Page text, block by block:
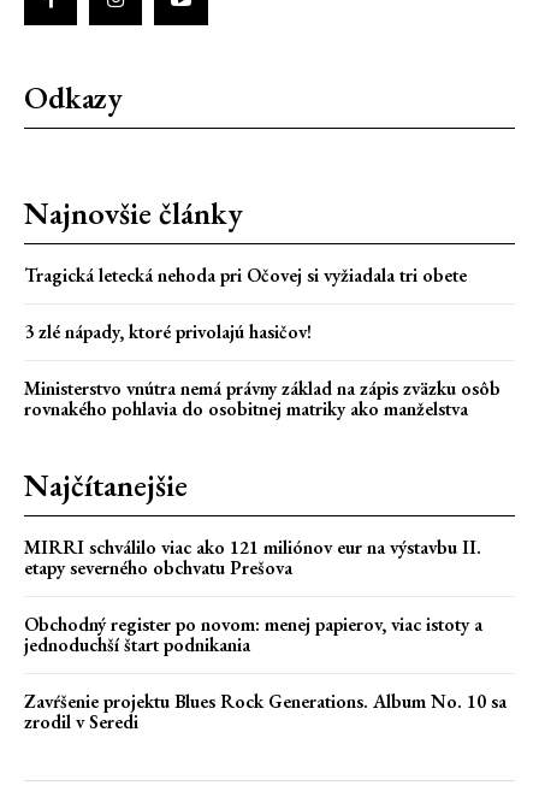
Odkazy
Najnovšie články
Tragická letecká nehoda pri Očovej si vyžiadala tri obete
3 zlé nápady, ktoré privolajú hasičov!
Ministerstvo vnútra nemá právny základ na zápis zväzku osôb
rovnakého pohlavia do osobitnej matriky ako manželstva
Najčítanejšie
MIRRI schválilo viac ako 121 miliónov eur na výstavbu II.
etapy severného obchvatu Prešova
Obchodný register po novom: menej papierov, viac istoty a
jednoduchší štart podnikania
Zavŕšenie projektu Blues Rock Generations. Album No. 10 sa
zrodil v Seredi